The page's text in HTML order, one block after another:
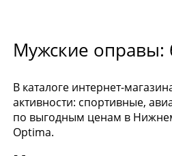
Мужские
В каталоге интернет-
активности: спортивные,
по выгодным ценам в
Optima.